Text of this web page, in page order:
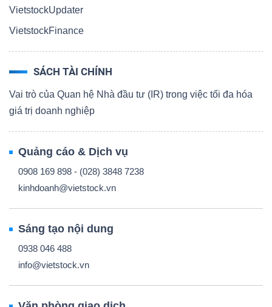
VietstockUpdater
VietstockFinance
SÁCH TÀI CHÍNH
Vai trò của Quan hệ Nhà đầu tư (IR) trong việc tối đa hóa
giá trị doanh nghiệp
Quảng cáo & Dịch vụ
0908 169 898 - (028) 3848 7238
kinhdoanh@vietstock.vn
Sáng tạo nội dung
0938 046 488
info@vietstock.vn